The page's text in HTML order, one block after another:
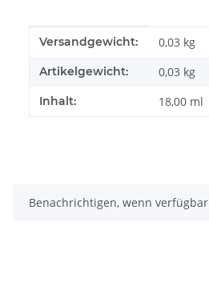
Produkteigenschaft
Wert
Versandgewicht: 0,03 kg
Artikelgewicht: 0,03 kg
Inhalt: 18,00 ml
Benachrichtigen, wenn verfügbar